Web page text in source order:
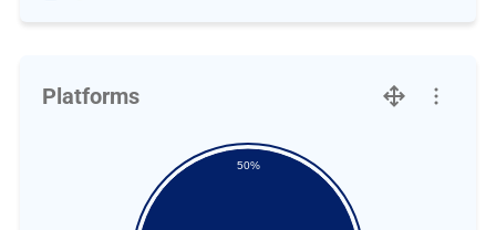
Platforms
50%